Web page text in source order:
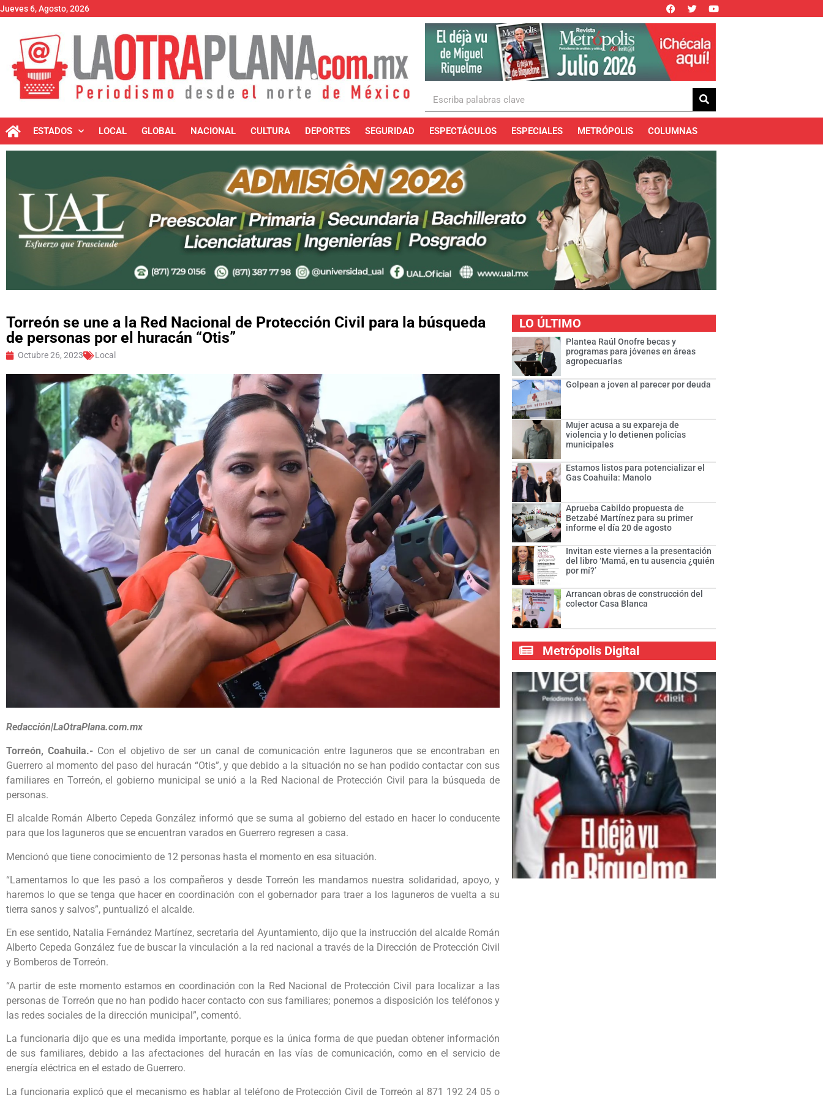
Jueves 6, Agosto, 2026
ESTADOS LOCAL GLOBAL NACIONAL CULTURA DEPORTES SEGURIDAD ESPECTÁCULOS ESPECIALES METRÓPOLIS COLUMNAS
Torreón se une a la Red Nacional de Protección Civil para la búsqueda
de personas por el huracán “Otis”
Octubre 26, 2023 Local
Redacción|LaOtraPlana.com.mx
Torreón, Coahuila.- Con el objetivo de ser un canal de comunicación entre laguneros que se encontraban en
Guerrero al momento del paso del huracán “Otis”, y que debido a la situación no se han podido contactar con sus
familiares en Torreón, el gobierno municipal se unió a la Red Nacional de Protección Civil para la búsqueda de
personas.
El alcalde Román Alberto Cepeda González informó que se suma al gobierno del estado en hacer lo conducente
para que los laguneros que se encuentran varados en Guerrero regresen a casa.
Mencionó que tiene conocimiento de 12 personas hasta el momento en esa situación.
“Lamentamos lo que les pasó a los compañeros y desde Torreón les mandamos nuestra solidaridad, apoyo, y
haremos lo que se tenga que hacer en coordinación con el gobernador para traer a los laguneros de vuelta a su
tierra sanos y salvos”, puntualizó el alcalde.
En ese sentido, Natalia Fernández Martínez, secretaria del Ayuntamiento, dijo que la instrucción del alcalde Román
Alberto Cepeda González fue de buscar la vinculación a la red nacional a través de la Dirección de Protección Civil
y Bomberos de Torreón.
“A partir de este momento estamos en coordinación con la Red Nacional de Protección Civil para localizar a las
personas de Torreón que no han podido hacer contacto con sus familiares; ponemos a disposición los teléfonos y
las redes sociales de la dirección municipal”, comentó.
La funcionaria dijo que es una medida importante, porque es la única forma de que puedan obtener información
de sus familiares, debido a las afectaciones del huracán en las vías de comunicación, como en el servicio de
energía eléctrica en el estado de Guerrero.
La funcionaria explicó que el mecanismo es hablar al teléfono de Protección Civil de Torreón al 871 192 24 05 o
LO ÚLTIMO
Plantea Raúl Onofre becas y
programas para jóvenes en áreas
agropecuarias
Golpean a joven al parecer por deuda
Mujer acusa a su expareja de
violencia y lo detienen policías
municipales
Estamos listos para potencializar el
Gas Coahuila: Manolo
Aprueba Cabildo propuesta de
Betzabé Martínez para su primer
informe el día 20 de agosto
Invitan este viernes a la presentación
del libro ‘Mamá, en tu ausencia ¿quién
por mí?’
Arrancan obras de construcción del
colector Casa Blanca
Metrópolis Digital